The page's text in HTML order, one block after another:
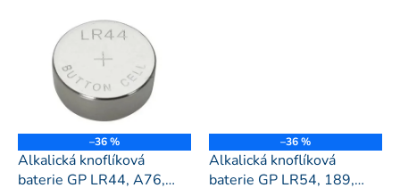
–36 %
Alkalická knoflíková
baterie GP LR44, A76,
–36 %
Alkalická knoflíková
baterie GP LR54, 189,